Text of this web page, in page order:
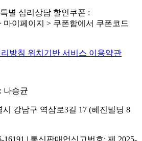
별 심리상담 할인쿠폰 :
마이페이지 > 쿠폰함에서 쿠폰코드
방침 위치기반 서비스 이용약관
나승균
강남구 역삼로3길 17 (혜진빌딩 8